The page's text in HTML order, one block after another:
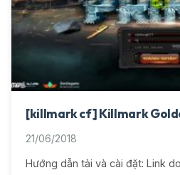
[killmark cf] Killmark
21/06/2018
Hướng dẫn tải và cài đặt: Link